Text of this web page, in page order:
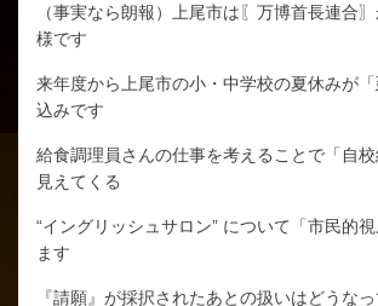
（事実なら朗報）上尾市は〖万博首長連合
様です
来年度から上尾市の小・中学校の夏休みが
込みです
給食調理員さんの仕事を考えることで「自
見えてくる
“イングリッシュサロン” について「市民的
ます
『請願』が採択されたあとの扱いはどうな